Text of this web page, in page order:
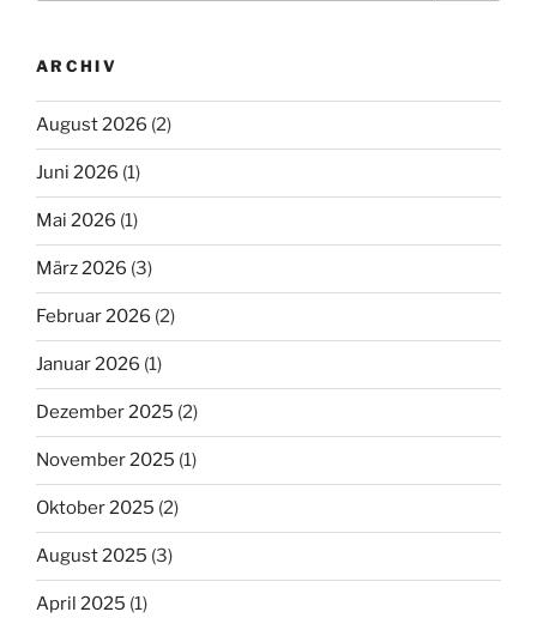
ARCHIV
August 2026 (2)
Juni 2026 (1)
Mai 2026 (1)
März 2026 (3)
Februar 2026 (2)
Januar 2026 (1)
Dezember 2025 (2)
November 2025 (1)
Oktober 2025 (2)
August 2025 (3)
April 2025 (1)